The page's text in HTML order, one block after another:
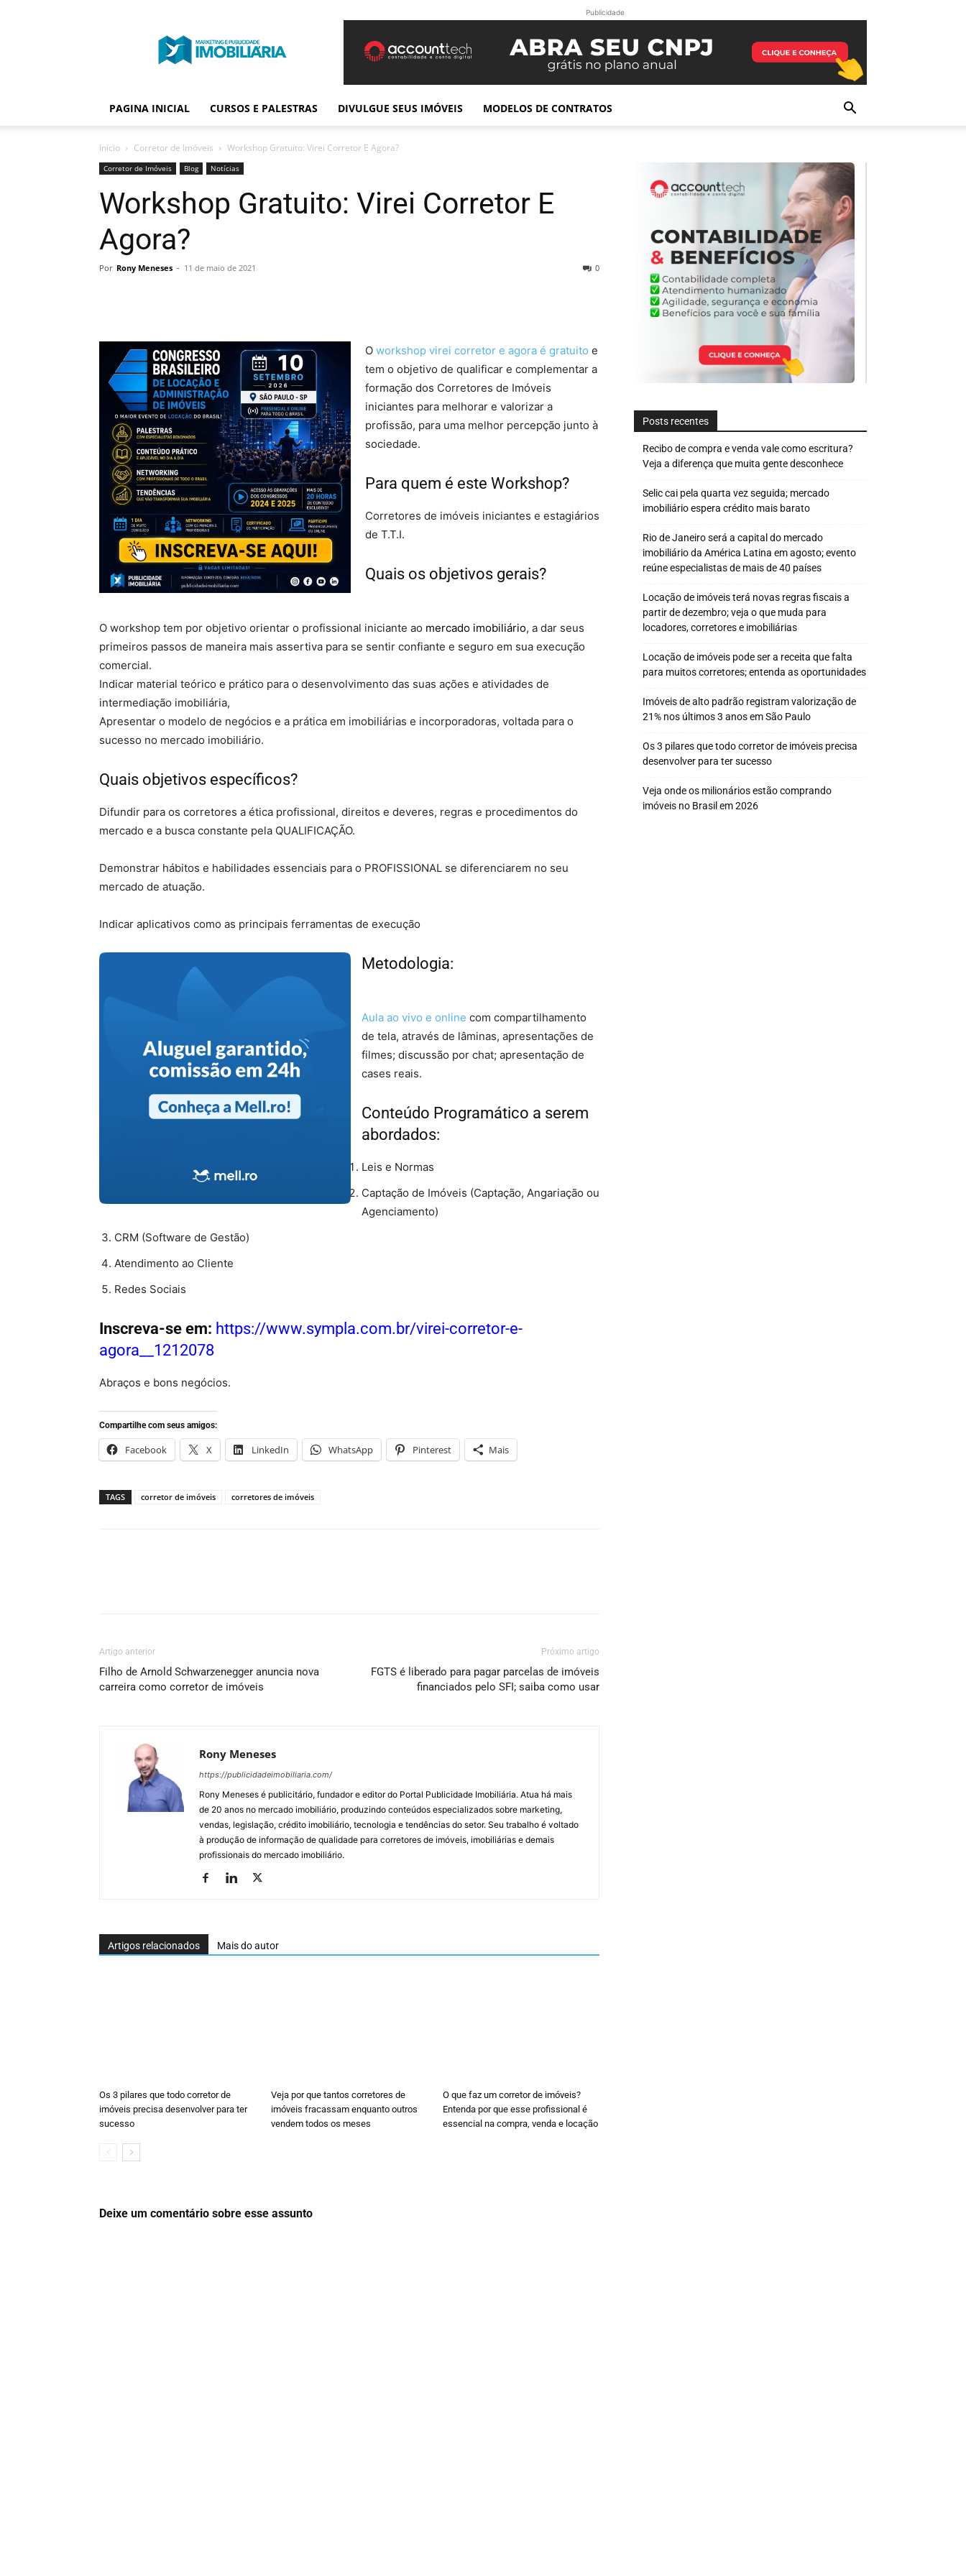
Publicidade
Imobiliária
Publicidade
PAGINA INICIAL CURSOS E PALESTRAS DIVULGUE SEUS IMÓVEIS MODELOS DE CONTRATOS
Início Corretor de Imóveis Workshop Gratuito: Virei Corretor E Agora?
Corretor de Imóveis Blog Notícias
Workshop Gratuito: Virei Corretor E
Agora?
Por Rony Meneses - 11 de maio de 2021 0
O workshop virei corretor e agora é gratuito e
tem o objetivo de qualificar e complementar a
formação dos Corretores de Imóveis
iniciantes para melhorar e valorizar a
profissão, para uma melhor percepção junto à
sociedade.
Para quem é este Workshop?
Corretores de imóveis iniciantes e estagiários
de T.T.I.
Quais os objetivos gerais?
O workshop tem por objetivo orientar o profissional iniciante ao mercado imobiliário, a dar seus
primeiros passos de maneira mais assertiva para se sentir confiante e seguro em sua execução
comercial.
Indicar material teórico e prático para o desenvolvimento das suas ações e atividades de
intermediação imobiliária,
Apresentar o modelo de negócios e a prática em imobiliárias e incorporadoras, voltada para o
sucesso no mercado imobiliário.
Quais objetivos específicos?
Difundir para os corretores a ética profissional, direitos e deveres, regras e procedimentos do
mercado e a busca constante pela QUALIFICAÇÃO.
Demonstrar hábitos e habilidades essenciais para o PROFISSIONAL se diferenciarem no seu
mercado de atuação.
Indicar aplicativos como as principais ferramentas de execução
Metodologia:
Aula ao vivo e online com compartilhamento
de tela, através de lâminas, apresentações de
filmes; discussão por chat; apresentação de
cases reais.
Conteúdo Programático a serem
abordados:
Leis e Normas
Captação de Imóveis (Captação, Angariação ou
Agenciamento)
CRM (Software de Gestão)
Atendimento ao Cliente
Redes Sociais
Inscreva-se em: https://www.sympla.com.br/virei-corretor-e-
agora__1212078
Abraços e bons negócios.
Compartilhe com seus amigos:
Facebook X LinkedIn WhatsApp Pinterest Mais
TAGS corretor de imóveis corretores de imóveis
Artigo anterior
Filho de Arnold Schwarzenegger anuncia nova
carreira como corretor de imóveis
Próximo artigo
FGTS é liberado para pagar parcelas de imóveis
financiados pelo SFI; saiba como usar
Rony Meneses
https://publicidadeimobiliaria.com/
Rony Meneses é publicitário, fundador e editor do Portal Publicidade Imobiliária. Atua há mais
de 20 anos no mercado imobiliário, produzindo conteúdos especializados sobre marketing,
vendas, legislação, crédito imobiliário, tecnologia e tendências do setor. Seu trabalho é voltado
à produção de informação de qualidade para corretores de imóveis, imobiliárias e demais
profissionais do mercado imobiliário.
Artigos relacionados Mais do autor
Os 3 pilares que todo corretor de
imóveis precisa desenvolver para ter
sucesso
Veja por que tantos corretores de
imóveis fracassam enquanto outros
vendem todos os meses
O que faz um corretor de imóveis?
Entenda por que esse profissional é
essencial na compra, venda e locação
Deixe um comentário sobre esse assunto
Posts recentes
Recibo de compra e venda vale como escritura?
Veja a diferença que muita gente desconhece
Selic cai pela quarta vez seguida; mercado
imobiliário espera crédito mais barato
Rio de Janeiro será a capital do mercado
imobiliário da América Latina em agosto; evento
reúne especialistas de mais de 40 países
Locação de imóveis terá novas regras fiscais a
partir de dezembro; veja o que muda para
locadores, corretores e imobiliárias
Locação de imóveis pode ser a receita que falta
para muitos corretores; entenda as oportunidades
Imóveis de alto padrão registram valorização de
21% nos últimos 3 anos em São Paulo
Os 3 pilares que todo corretor de imóveis precisa
desenvolver para ter sucesso
Veja onde os milionários estão comprando
imóveis no Brasil em 2026